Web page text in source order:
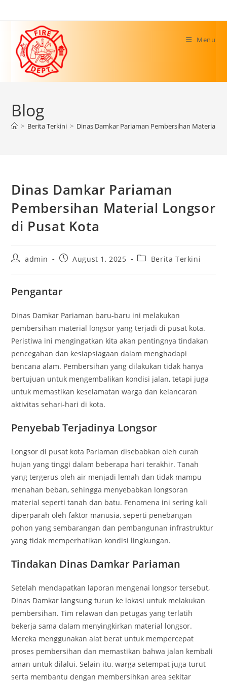
content
Menu
Blog
> Berita Terkini > Dinas Damkar Pariaman Pembersihan Material
Dinas Damkar Pariaman
Pembersihan Material Longsor
di Pusat Kota
Postadmin
PostAugust 1, 2025
PostBerita Terkini
Pengantar
Dinas Damkar Pariaman baru-baru ini melakukan
pembersihan material longsor yang terjadi di pusat kota.
Peristiwa ini mengingatkan kita akan pentingnya tindakan
pencegahan dan kesiapsiagaan dalam menghadapi
bencana alam. Pembersihan yang dilakukan tidak hanya
bertujuan untuk mengembalikan kondisi jalan, tetapi juga
untuk memastikan keselamatan warga dan kelancaran
aktivitas sehari-hari di kota.
Penyebab Terjadinya Longsor
Longsor di pusat kota Pariaman disebabkan oleh curah
hujan yang tinggi dalam beberapa hari terakhir. Tanah
yang tergerus oleh air menjadi lemah dan tidak mampu
menahan beban, sehingga menyebabkan longsoran
material seperti tanah dan batu. Fenomena ini sering kali
diperparah oleh faktor manusia, seperti penebangan
pohon yang sembarangan dan pembangunan infrastruktur
yang tidak memperhatikan kondisi lingkungan.
Tindakan Dinas Damkar Pariaman
Setelah mendapatkan laporan mengenai longsor tersebut,
Dinas Damkar langsung turun ke lokasi untuk melakukan
pembersihan. Tim relawan dan petugas yang terlatih
bekerja sama dalam menyingkirkan material longsor.
Mereka menggunakan alat berat untuk mempercepat
proses pembersihan dan memastikan bahwa jalan kembali
aman untuk dilalui. Selain itu, warga setempat juga turut
serta membantu dengan membersihkan area sekitar